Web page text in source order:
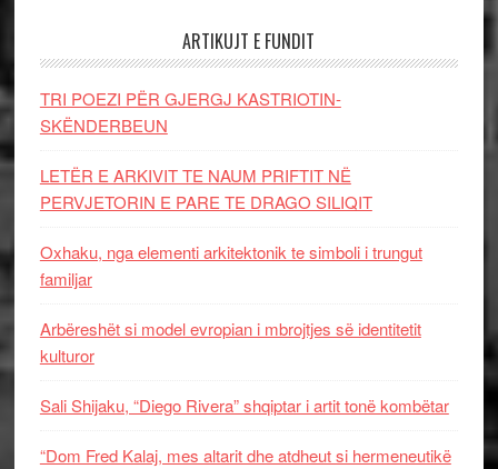
ARTIKUJT E FUNDIT
TRI POEZI PËR GJERGJ KASTRIOTIN-
SKËNDERBEUN
LETËR E ARKIVIT TE NAUM PRIFTIT NË
PERVJETORIN E PARE TE DRAGO SILIQIT
Oxhaku, nga elementi arkitektonik te simboli i trungut
familjar
Arbëreshët si model evropian i mbrojtjes së identitetit
kulturor
Sali Shijaku, “Diego Rivera” shqiptar i artit tonë kombëtar
“Dom Fred Kalaj, mes altarit dhe atdheut si hermeneutikë